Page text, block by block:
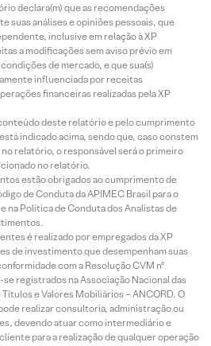
declara(m) que as recomendações
suas análises e opiniões pessoais, que
inclusive em relação à XP
a modificações sem aviso prévio em
de mercado, e que sua(s)
influenciada por receitas
financeiras realizadas pela XP
deste relatório e pelo cumprimento
indicado acima, sendo que, caso constem
no relatório, o responsável será o primeiro
no relatório.
estão obrigados ao cumprimento de
de Conduta da APIMEC Brasil para o
na Política de Conduta dos Analistas de
é realizado por empregados da XP
de investimento que desempenham suas
com a Resolução CVM nº
registrados na Associação Nacional das
e Valores Mobiliários – ANCORD. O
realizar consultoria, administração ou
devendo atuar como intermediário e
para a realização de qualquer operação